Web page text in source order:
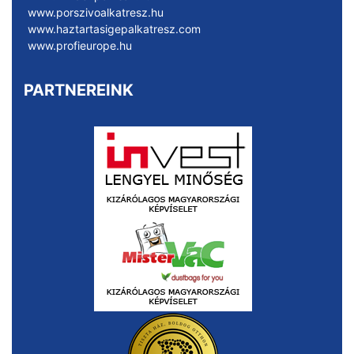
www.porszivoalkatresz.hu
www.haztartasigepalkatresz.com
www.profieurope.hu
PARTNEREINK